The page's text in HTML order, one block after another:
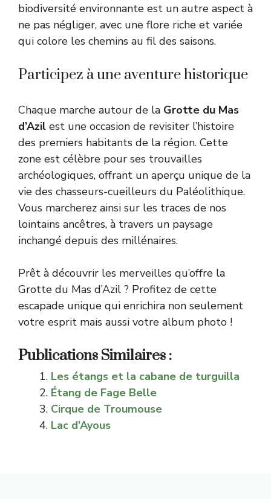
biodiversité environnante est un autre aspect à
ne pas négliger, avec une flore riche et variée
qui colore les chemins au fil des saisons.
Participez à une aventure historique
Chaque marche autour de la Grotte du Mas
d’Azil est une occasion de revisiter l’histoire
des premiers habitants de la région. Cette
zone est célèbre pour ses trouvailles
archéologiques, offrant un aperçu unique de la
vie des chasseurs-cueilleurs du Paléolithique.
Vous marcherez ainsi sur les traces de nos
lointains ancêtres, à travers un paysage
inchangé depuis des millénaires.
Prêt à découvrir les merveilles qu’offre la
Grotte du Mas d’Azil ? Profitez de cette
escapade unique qui enrichira non seulement
votre esprit mais aussi votre album photo !
Publications Similaires :
Les étangs et la cabane de turguilla
Étang de Fage Belle
Cirque de Troumouse
Lac d’Ayous